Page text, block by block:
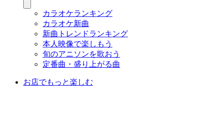
カラオケランキング
カラオケ新曲
新曲トレンドランキング
本人映像で楽しもう
旬のアニソンを歌おう
定番曲・盛り上がる曲
お店でもっと楽しむ